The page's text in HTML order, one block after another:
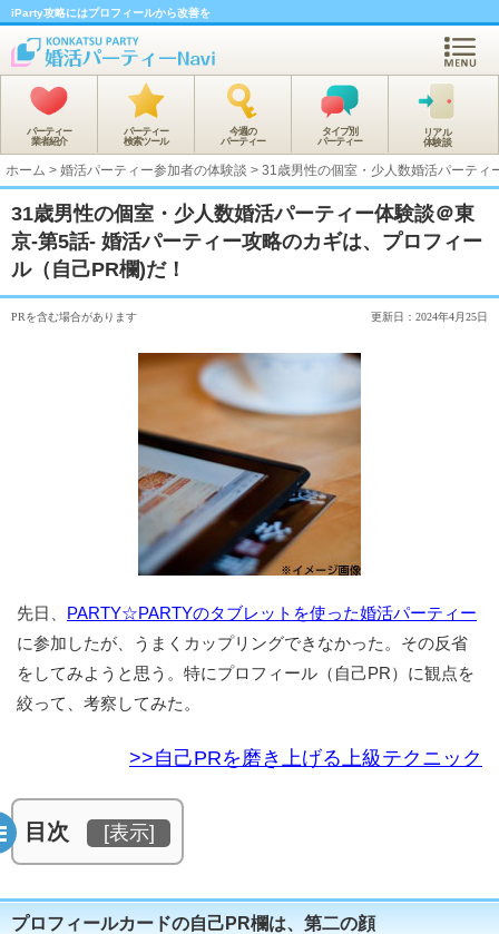
iParty攻略にはプロフィールから改善を
パーティー
業者紹介
パーティー
検索ツール
今週の
パーティー
タイプ別
パーティー
リアル
体験談
ホーム > 婚活パーティー参加者の体験談 > 31歳男性の個室・少人数婚活パーティ
31歳男性の個室・少人数婚活パーティー体験談＠東
京-第5話- 婚活パーティー攻略のカギは、プロフィー
ル（自己PR欄)だ！
PRを含む場合があります 更新日：2024年4月25日
先日、 PARTY☆PARTYのタブレットを使った婚活パーティー
に参加したが、うまくカップリングできなかった。その反省
をしてみようと思う。特にプロフィール（自己PR）に観点を
絞って、考察してみた。
>>自己PRを磨き上げる上級テクニック
目次 [表示]
プロフィールカードの自己PR欄は、第二の顔